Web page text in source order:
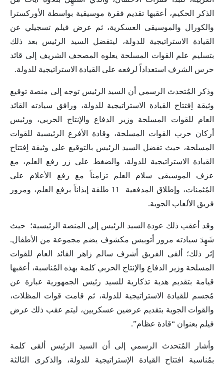
الذكر الحكيم، أعقبها تقديم فقرة موسيقية بواسطة الأوركسترا
والكورال والموسيقى العسكرية، ثم عرض فيلم تسجيلي عن
القيادة الاستراتيجية للدولة، ليتفضل السيد الرئيس بعد ذلك
بتسليم علم القوات المسلحة يعلوه المصحف الشريف إلى قائد
حرس الشرف استعداداً لرفعه على القيادة الاستراتيجية للدولة.
وذكر المُتحدث الرسمي أن السيد الرئيس توجه إلى منصة توقيع
وثيقة اِفتتاح القيادة الاستراتيجية للدولة، ورافق سيادته القائد
العام للقوات المسلحة وزير الدفاع والإنتاج الحربي، ورئيس
أركان حرب القوات المسلحة، وقادة الأفرع الرئيسية للقوات
المسلحة، حيث تفضل السيد الرئيس بالتوقيع على وثيقة اِفتتاح
القيادة الاستراتيجية للدولة، والضغط على زر رفع العلم، مع
عزف الموسيقى سلام العلم تزامناً مع رفع الأعلام على
المُثمنات، وإطلاق المدفعية 11 طلقة إيذاناً برفع العلم، ومرور
فريق الألعاب الجوية.
وقد أعقب ذلك عودة السيد الرئيس إلى المنصة الرئيسية؛ حيث
شَهِدَ سيادته مرور أتوبيس مكشوف يضم مجموعة من الأطفال.
إثر ذلك؛ ألقى الفريق أشرف سالم زاهر القائد العام للقوات
المسلحة وزير الدفاع والإنتاج الحربي كلمة بهذه المُناسبة، أعقبها
قيامة بتقديم هدية تذكارية للسيد رئيس الجمهورية عبارة عن
مُجسم للقيادة الاستراتيجية للدولة، ثم قامت قوات المظلات،
والقوات الجوية بتقديم عرضين عسكريين، ليتم عقب ذلك عرض
فيلم بعنوان “قادة عظام”.
وأشار المُتحدث الرسمي إلى أن السيد الرئيس ألقى كلمة
بمُناسبة افتتاح القيادة الإستراتيجية للدولة، والذكرى الثالثة